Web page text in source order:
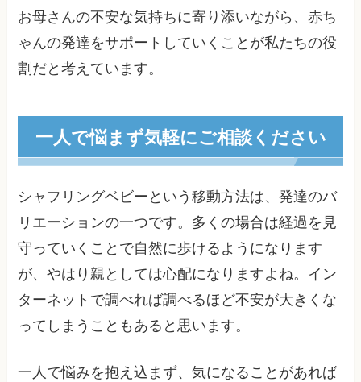
お母さんの不安な気持ちに寄り添いながら、赤ち
ゃんの発達をサポートしていくことが私たちの役
割だと考えています。
一人で悩まず気軽にご相談ください
シャフリングベビーという移動方法は、発達のバ
リエーションの一つです。多くの場合は経過を見
守っていくことで自然に歩けるようになります
が、やはり親としては心配になりますよね。イン
ターネットで調べれば調べるほど不安が大きくな
ってしまうこともあると思います。
一人で悩みを抱え込まず、気になることがあれば